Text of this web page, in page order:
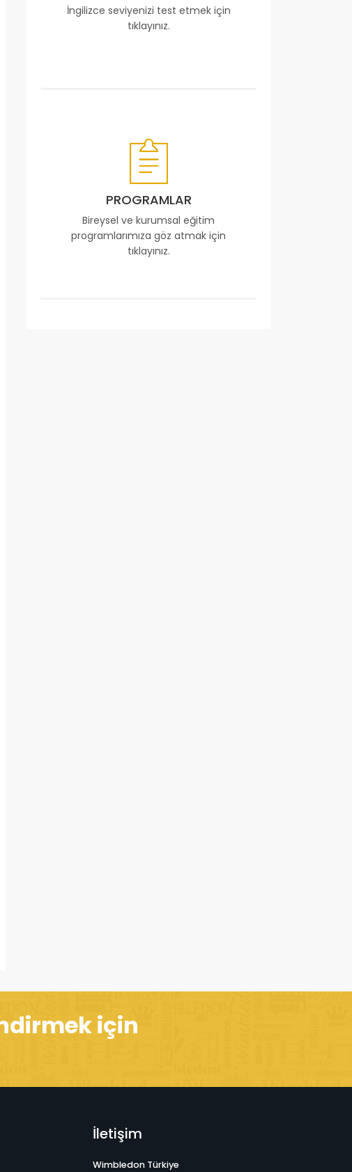
İngilizce seviyenizi test etmek için
tıklayınız.
PROGRAMLAR
Bireysel ve kurumsal eğitim
programlarımıza göz atmak için
tıklayınız.
için
İletişim
Wimbledon Türkiye